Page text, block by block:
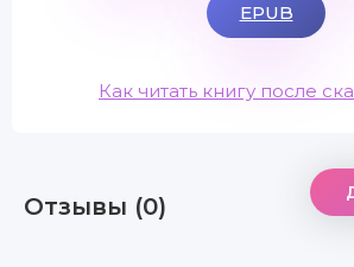
EPUB
Как читать книгу после
Отзывы (0)